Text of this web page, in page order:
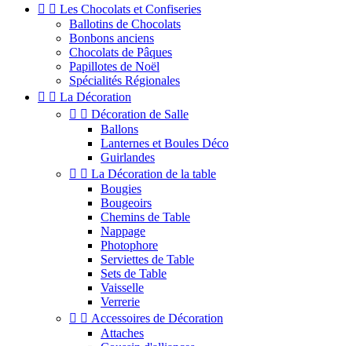
  Les Chocolats et Confiseries
Ballotins de Chocolats
Bonbons anciens
Chocolats de Pâques
Papillotes de Noël
Spécialités Régionales
  La Décoration
  Décoration de Salle
Ballons
Lanternes et Boules Déco
Guirlandes
  La Décoration de la table
Bougies
Bougeoirs
Chemins de Table
Nappage
Photophore
Serviettes de Table
Sets de Table
Vaisselle
Verrerie
  Accessoires de Décoration
Attaches